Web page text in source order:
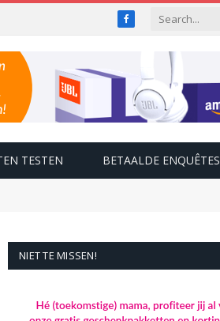
Facebook
TESTEN BETAALDE ENQUÊTES
NIET TE MISSEN!